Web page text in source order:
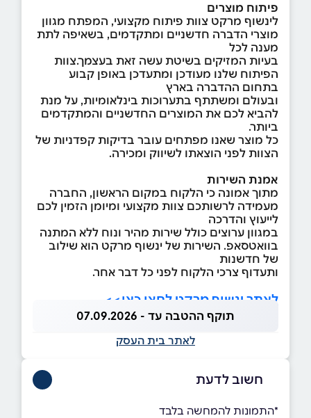
פיתוח מוצרים
לינשוף מרקט צוות פיתוח מקצועי, המפתח מגוון
מוצרי הדברה חדשניים ומתקדמים, בשאיפה לתת
מענה לכל
בעיות המזיקים בשיטת עשה זאת בעצמך.צוות
הפיתוח שלנו מעודכן ומתעדכן באופן קבוע
בתחום ההדברה בארץ
ובעולם ומשתתף בתערוכות בינלאומיות, על מנת
להביא לכם את המוצרים החדשניים והמתקדמים
ביותר.
כל מוצר שאנו מפתחים עובר בדיקות קפדניות של
הצוות לפני הוצאתו לשיווק ומכירה.
אמנת השירות
מתוך אמונה כי הלקוח במקום הראשון, החברה
מעמידה לרשותכם צוות מקצועי ומיומן הזמין לכם
לייעוץ והדרכה
במגוון ערוצים כולל שירות מהיר ונוח ללא המתנה
בוואטסאפ. השירות של ינשוף מרקט הוא שילוב
של חדשנות
ותעדוף צרכי הלקוח לפני כל דבר אחר.
לאתר ינשוף מרקט לחצו כאן>>
תוקף ההטבה עד - 07.09.2026
לאתר בית העסק
חשוב לדעת
*התמונות להמחשה בלבד